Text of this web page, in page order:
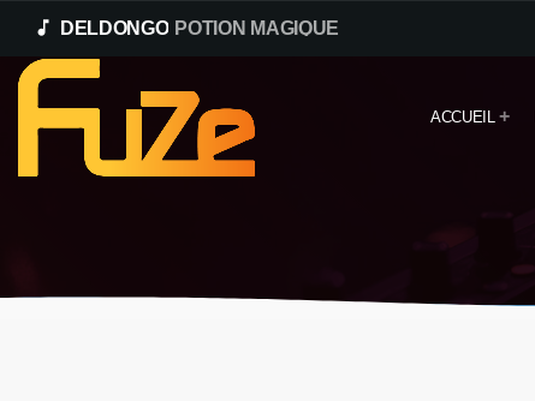
music_note DELDONGO POTION MAGIQUE
ACCUEIL